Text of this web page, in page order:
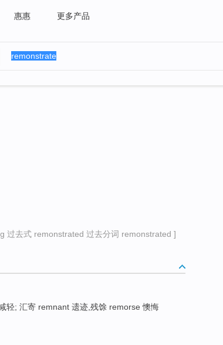
惠惠 更多产品
过去式 remonstrated 过去分词 remonstrated ]
轻; 汇寄 remnant 遗迹,残馀 remorse 懊悔